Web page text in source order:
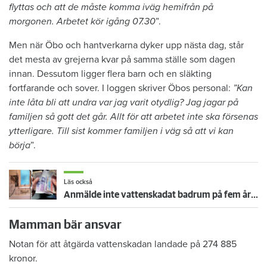
flyttas och att de måste komma iväg hemifrån på
morgonen. Arbetet kör igång 07.30”.
Men när Öbo och hantverkarna dyker upp nästa dag, står
det mesta av grejerna kvar på samma ställe som dagen
innan. Dessutom ligger flera barn och en släkting
fortfarande och sover. I loggen skriver Öbos personal: ”Kan
inte låta bli att undra var jag varit otydlig? Jag jagar på
familjen så gott det går. Allt för att arbetet inte ska försenas
ytterligare. Till sist kommer familjen i väg så att vi kan
börja”.
Läs också
Anmälde inte vattenskadat badrum på fem år – krävs på 125 000 kronor
Mamman bär ansvar
Notan för att åtgärda vattenskadan landade på 274 885
kronor.